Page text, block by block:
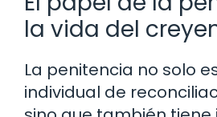
la vida del
La penitencia no solo
individual de